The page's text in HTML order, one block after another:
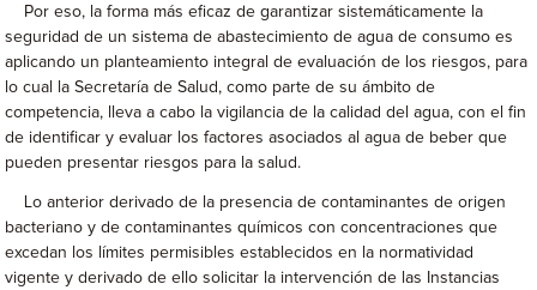
Por eso, la forma más eficaz de garantizar sistemáticamente la
seguridad de un sistema de abastecimiento de agua de consumo es
aplicando un planteamiento integral de evaluación de los riesgos, para
lo cual la Secretaría de Salud, como parte de su ámbito de
competencia, lleva a cabo la vigilancia de la calidad del agua, con el fin
de identificar y evaluar los factores asociados al agua de beber que
pueden presentar riesgos para la salud.
Lo anterior derivado de la presencia de contaminantes de origen
bacteriano y de contaminantes químicos con concentraciones que
excedan los límites permisibles establecidos en la normatividad
vigente y derivado de ello solicitar la intervención de las Instancias